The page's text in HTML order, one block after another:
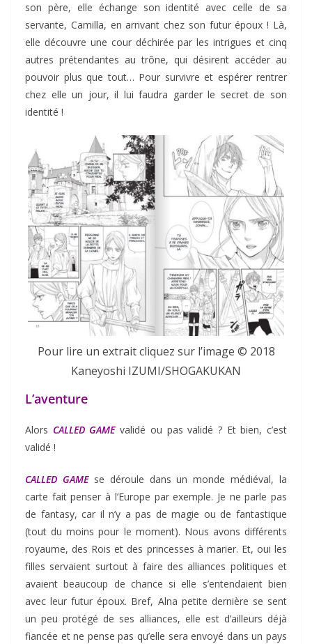
son père, elle échange son identité avec celle de sa
servante, Camilla, en arrivant chez son futur époux ! Là,
elle découvre une cour déchirée par les intrigues et cinq
autres prétendantes au trône, qui désirent accéder au
pouvoir plus que tout… Pour survivre et espérer rentrer
chez elle un jour, il lui faudra garder le secret de son
identité !
Pour lire un extrait cliquez sur l’image © 2018
Kaneyoshi IZUMI/SHOGAKUKAN
L’aventure
Alors CALLED GAME validé ou pas validé ? Et bien, c’est
validé !
CALLED GAMEse déroule dans un monde médiéval, la
carte fait penser à l’Europe par exemple. Je ne parle pas
de fantasy, car il n’y a pas de magie ou de fantastique
(tout du moins pour le moment). Nous avons différents
royaume, des Rois et des princesses à marier. Et, oui les
filles servaient surtout à faire des alliances politiques et
avaient beaucoup de chance si elle s’entendaient bien
avec leur futur époux. Bref, Alna petite dernière se sent
un peu protégé de ses alliances, elle est d’ailleurs déjà
fiancée et ne pense pas qu’elle sera envoyé dans un pays